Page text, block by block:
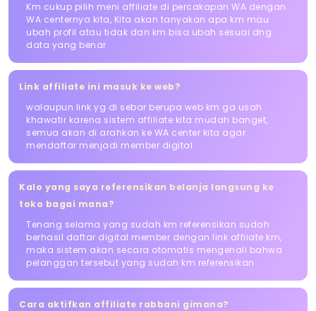
Km cukup pilih meni affiliate di percakapan WA dengan
WA centernya kita, Kita akan tanyakan apa km mau
ubah profil atau tidak dan km bisa ubah sesuai dng
data yang benar
Link affiliate ini masuk ke web?
walaupun link yg di sebar berupa web km ga usah
khawatir karena sistem affiliate kita mudah banget,
semua akan di arahkan ke WA center kita agar
mendaftar menjadi member digital
Kalo yang saya referensikan belanja langsung ke
toko bagai mana?
Tenang selama yang sudah km referensikan sudah
berhasil daftar digital member dengan link affiiate km,
maka sistem akan secara otomatis mengenali bahwa
pelanggan tersebut yang sudah km referensikan
Cara aktifkan affiliate rabbani gimana?